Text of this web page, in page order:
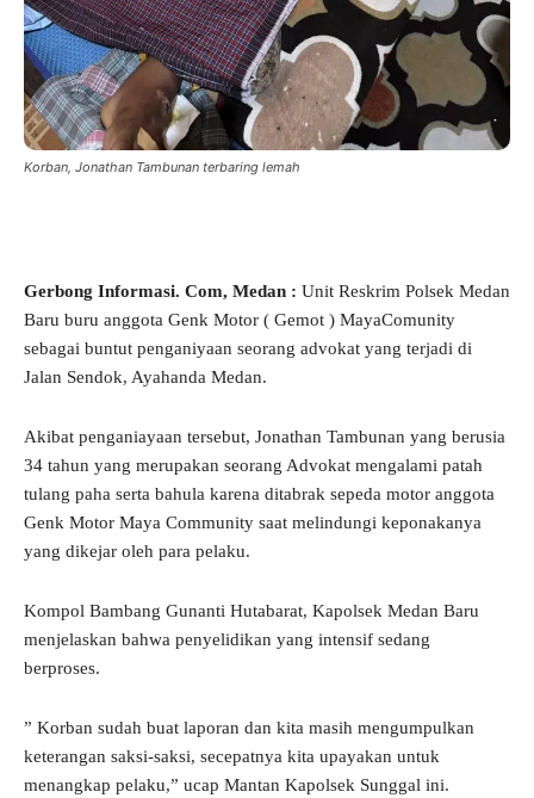
Korban, Jonathan Tambunan terbaring lemah
Gerbong Informasi. Com, Medan : Unit Reskrim Polsek Medan
Baru buru anggota Genk Motor ( Gemot ) MayaComunity
sebagai buntut penganiyaan seorang advokat yang terjadi di
Jalan Sendok, Ayahanda Medan.
Akibat penganiayaan tersebut, Jonathan Tambunan yang berusia
34 tahun yang merupakan seorang Advokat mengalami patah
tulang paha serta bahula karena ditabrak sepeda motor anggota
Genk Motor Maya Community saat melindungi keponakanya
yang dikejar oleh para pelaku.
Kompol Bambang Gunanti Hutabarat, Kapolsek Medan Baru
menjelaskan bahwa penyelidikan yang intensif sedang
berproses.
” Korban sudah buat laporan dan kita masih mengumpulkan
keterangan saksi-saksi, secepatnya kita upayakan untuk
menangkap pelaku,” ucap Mantan Kapolsek Sunggal ini.